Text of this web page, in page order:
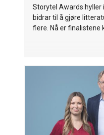
Storytel Awards hyller
bidrar til å gjøre
flere. Nå er finalistene